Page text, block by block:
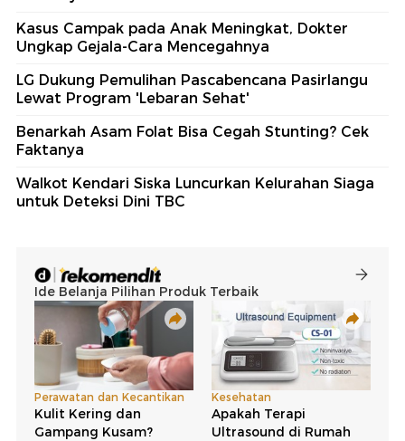
Kasus Campak pada Anak Meningkat, Dokter
Ungkap Gejala-Cara Mencegahnya
LG Dukung Pemulihan Pascabencana Pasirlangu
Lewat Program 'Lebaran Sehat'
Benarkah Asam Folat Bisa Cegah Stunting? Cek
Faktanya
Walkot Kendari Siska Luncurkan Kelurahan Siaga
untuk Deteksi Dini TBC